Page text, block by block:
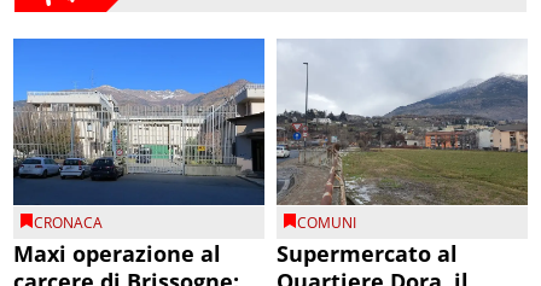
CRONACA
Maxi operazione al
COMUNI
Supermercato al